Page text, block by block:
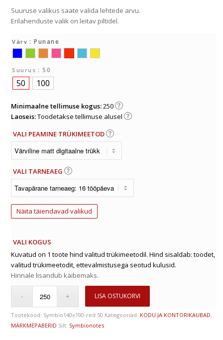
Suuruse valikus saate valida lehtede arvu.
Erilahenduste valik on leitav piltidel.
Värv : Punane
Suurus : 50
50 100
Minimaalne tellimuse kogus:250
Laoseis:Toodetakse tellimuse alusel
VALI PEAMINE TRÜKIMEETOD
VALI TARNEAEG
Näita täiendavad valikud
VALI KOGUS
Kuvatud on 1 toote hind valitud trükimeetodil. Hind sisaldab: toodet,
valitud trükimeetodit, ettevalmistusega seotud kulusid.
Hinnale lisandub käibemaks.
LISA OSTUKORVI
Tootekood: Symbio140x190-red.50 Kategooriad: KODU JA KONTORIKAUBAD,
MÄRKMEPABERID Silt: Symbionotes